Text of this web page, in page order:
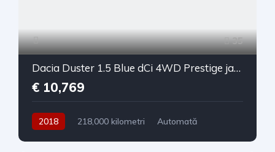
35
Dacia Duster 1.5 Blue dCi 4WD Prestige jante 17"
€ 10,769
2018 218,000 kilometri
Automată